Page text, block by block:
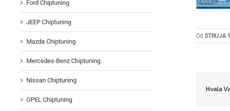
OdSTRUJA
Hvala
Ford Chiptuning
JEEP Chiptuning
Mazda Chiptuning
Mercedes-Benz Chiptuning
Nissan Chiptuning
OPEL Chiptuning